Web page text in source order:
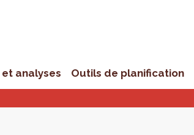
analyses Outils de planification